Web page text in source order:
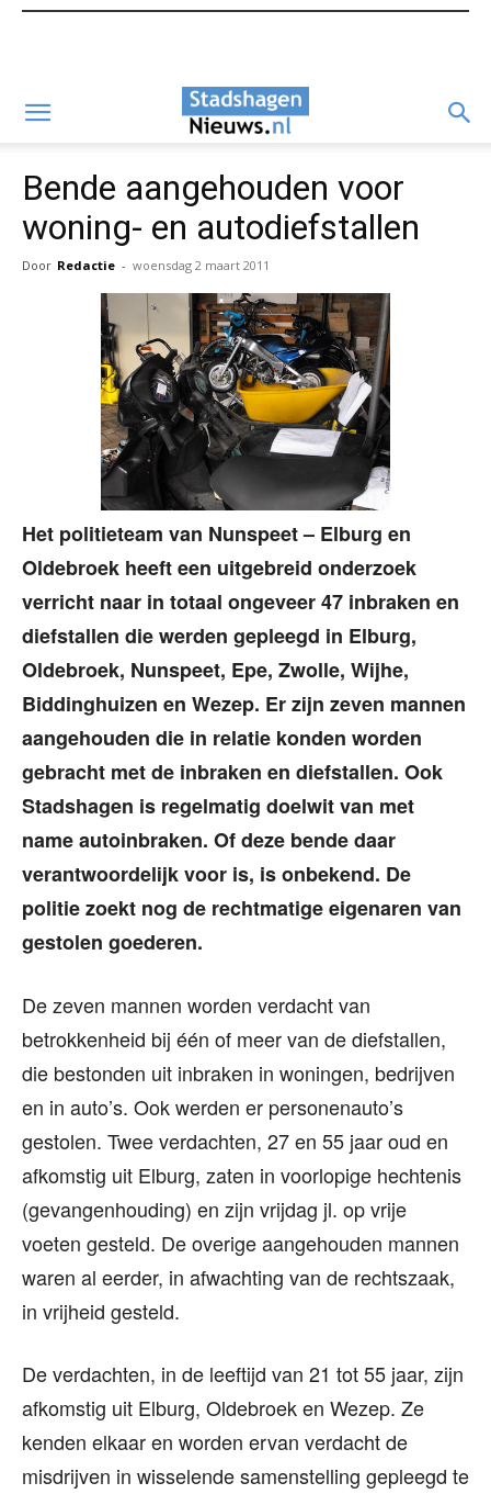
Bende aangehouden voor
woning- en autodiefstallen
Door Redactie - woensdag 2 maart 2011
Het politieteam van Nunspeet – Elburg en
Oldebroek heeft een uitgebreid onderzoek
verricht naar in totaal ongeveer 47 inbraken en
diefstallen die werden gepleegd in Elburg,
Oldebroek, Nunspeet, Epe, Zwolle, Wijhe,
Biddinghuizen en Wezep. Er zijn zeven mannen
aangehouden die in relatie konden worden
gebracht met de inbraken en diefstallen. Ook
Stadshagen is regelmatig doelwit van met
name autoinbraken. Of deze bende daar
verantwoordelijk voor is, is onbekend. De
politie zoekt nog de rechtmatige eigenaren van
gestolen goederen.
De zeven mannen worden verdacht van
betrokkenheid bij één of meer van de diefstallen,
die bestonden uit inbraken in woningen, bedrijven
en in auto’s. Ook werden er personenauto’s
gestolen. Twee verdachten, 27 en 55 jaar oud en
afkomstig uit Elburg, zaten in voorlopige hechtenis
(gevangenhouding) en zijn vrijdag jl. op vrije
voeten gesteld. De overige aangehouden mannen
waren al eerder, in afwachting van de rechtszaak,
in vrijheid gesteld.
De verdachten, in de leeftijd van 21 tot 55 jaar, zijn
afkomstig uit Elburg, Oldebroek en Wezep. Ze
kenden elkaar en worden ervan verdacht de
misdrijven in wisselende samenstelling gepleegd te